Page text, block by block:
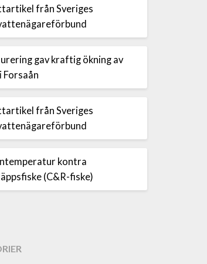
från Sveriges
gav kraftig ökning av
Forsaån
från Sveriges
kontra
(C&R-fiske)